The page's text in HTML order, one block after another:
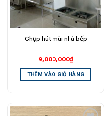
Chụp hút mùi nhà bếp
9,000,000₫
THÊM VÀO GIỎ HÀNG